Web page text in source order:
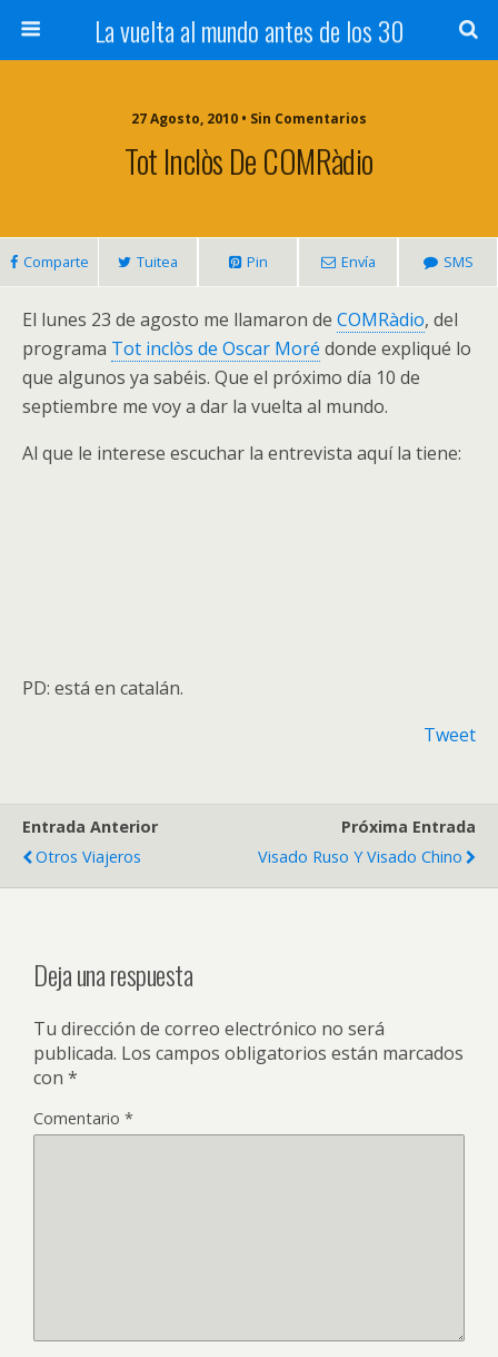
La vuelta al mundo antes de los 30
27 Agosto, 2010 • Sin Comentarios
Tot Inclòs De COMRàdio
Comparte Tuitea Pin Envía SMS
El lunes 23 de agosto me llamaron de COMRàdio, del
programa Tot inclòs de Oscar Moré donde expliqué lo
que algunos ya sabéis. Que el próximo día 10 de
septiembre me voy a dar la vuelta al mundo.
Al que le interese escuchar la entrevista aquí la tiene:
PD: está en catalán.
Tweet
Entrada Anterior
Otros Viajeros
Próxima Entrada
Visado Ruso Y Visado Chino
Deja una respuesta
Tu dirección de correo electrónico no será
publicada. Los campos obligatorios están marcados
con *
Comentario *